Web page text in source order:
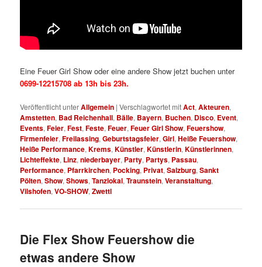
Eine Feuer Girl Show oder eine andere Show jetzt buchen unter
0699-12215708 ab 13h bis 23h.
Veröffentlicht unterAllgemein |Verschlagwortet mitAct,Akteuren,
Amstetten, Bad Reichenhall, Bälle, Bayern, Buchen, Disco, Event,
Events,Feier,Fest,Feste,Feuer,Feuer Girl Show,Feuershow,
Firmenfeier,Freilassing,Geburtstagsfeier,Girl,Heiße Feuershow,
Heiße Performance,Krems,Künstler,Künstlerin,Künstlerinnen,
Lichteffekte, Linz,niederbayer, Party, Partys, Passau,
Performance, Pfarrkirchen, Pocking, Privat,Salzburg,Sankt
Pölten,Show,Shows,Tanzlokal,Traunstein,Veranstaltung,
Vilshofen,VO-SHOW,Zwettl
Die Flex Show Feuershow die
etwas andere Show